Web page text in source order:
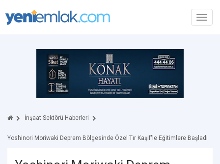
İnşaat Sektörü Haberleri
Yoshinori Moriwaki Deprem Bölgesinde Özel Tır Kaşif'le Eğitimlere Başladı